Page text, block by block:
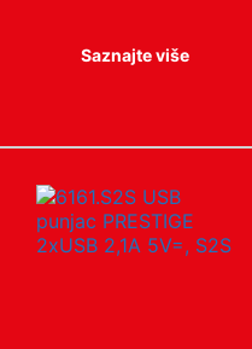
Saznajte više